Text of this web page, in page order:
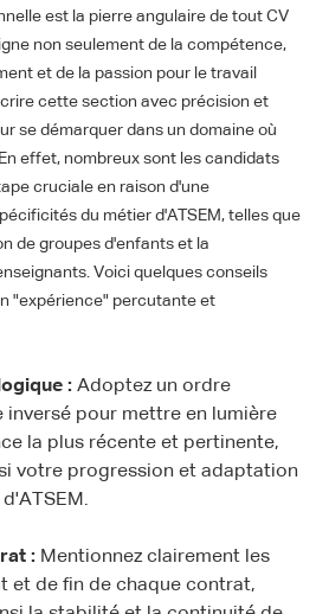
est la pierre angulaire de tout CV
non seulement de la compétence,
et de la passion pour le travail
cette section avec précision et
se démarquer dans un domaine où
effet, nombreux sont les candidats
cruciale en raison d'une
du métier d'ATSEM, telles que
de groupes d'enfants et la
Voici quelques conseils
"expérience" percutante et
: Adoptez un ordre
pour mettre en lumière
la plus récente et pertinente,
votre progression et adaptation
: Mentionnez clairement les
et de fin de chaque contrat,